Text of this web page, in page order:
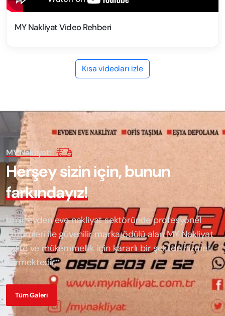
MY Nakliyat Video Rehberi
Kısa videoları izle
MY Nakliyat!
Herşeysiziniçin,bunun
farkındayız!
İzmir evden eve nakliyat sektöründe profesyonel
çözümleri ile güvenilir marka ödülü alanMY Nakliyat
kalite ve mükemmellik için kararlı bir şekilde hizmet
vermektedir.
Tüm Galeri